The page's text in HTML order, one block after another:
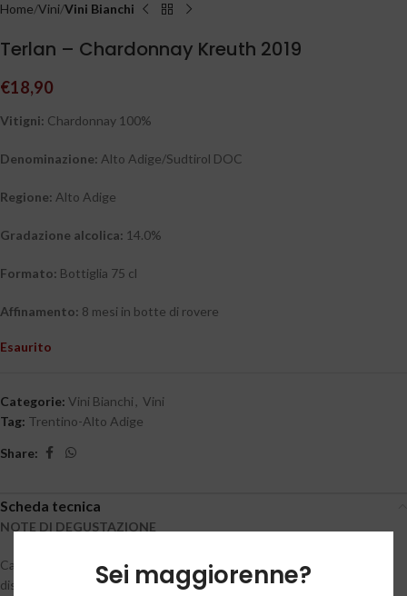
Sei maggiorenne?
Home Vini Vini Bianchi
Terlan – Chardonnay Kreuth 2019
€18,90
Vitigni: Chardonnay 100%
Denominazione: Alto Adige/Sudtirol DOC
Regione: Alto Adige
Gradazione alcolica: 14.0%
Formato: Bottiglia 75 cl
Affinamento: 8 mesi in botte di rovere
Esaurito
Categorie: Vini Bianchi , Vini
Tag: Trentino-Alto Adige
Share:
Scheda tecnica
NOTE DI DEGUSTAZIONE
Calice color giallo paglierino luminoso e carico. Olfatto intenso, si
distende su note decise di frutta esotica e di agrumi, con rimandi di